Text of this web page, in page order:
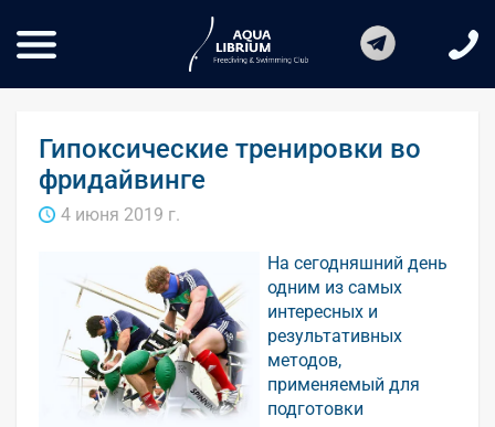
Гипоксические тренировки во
фридайвинге
4 июня 2019 г.
На сегодняшний день
одним из самых
интересных и
результативных
методов,
применяемый для
подготовки